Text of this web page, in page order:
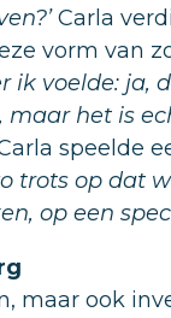
Carla
vorm van
voelde: ja,
het is
speelde
trots op dat
op een
maar ook